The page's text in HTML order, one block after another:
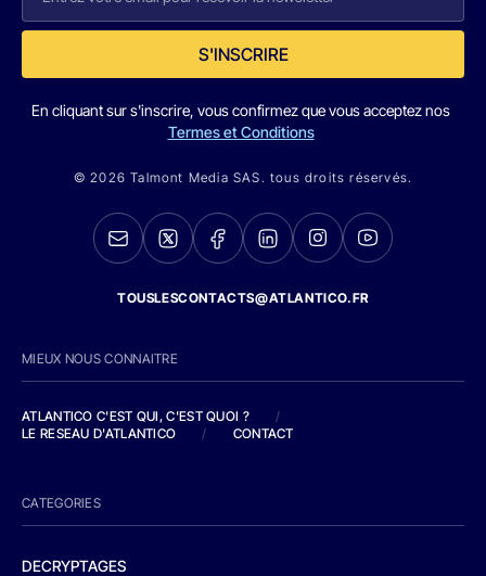
S'INSCRIRE
En cliquant sur s'inscrire, vous confirmez que vous acceptez nos
Termes et Conditions
© 2026 Talmont Media SAS. tous droits réservés.
TOUSLESCONTACTS@ATLANTICO.FR
MIEUX NOUS CONNAITRE
ATLANTICO C'EST QUI, C'EST QUOI ?
/
LE RESEAU D'ATLANTICO
/ CONTACT
CATEGORIES
DECRYPTAGES